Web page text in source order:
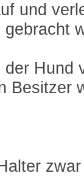
und
Hund
Besitzer